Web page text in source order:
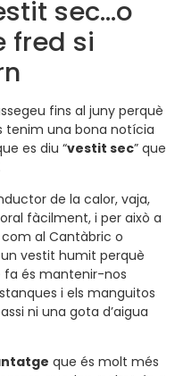
sec…o
fred si
fins al juny perquè
tenim una bona notícia
es diu “vestit sec” que
de la calor, vaja,
fàcilment, i per això a
com al Cantàbric o
vestit humit perquè
fa és mantenir-nos
i els manguitos
ni una gota d’aigua
que és molt més